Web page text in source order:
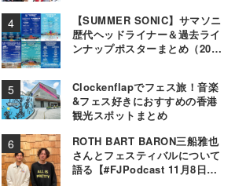
【SUMMER SONIC】サマソニ
歴代ヘッドライナー＆過去ライ
ンナップポスターまとめ（2000
Clockenflapでフェス旅！音楽
&フェス好きにおすすめの香港
観光スポットまとめ
ROTH BART BARON三船雅也
さんとフェスティバルについて
語る【#FJPodcast 11月8日配